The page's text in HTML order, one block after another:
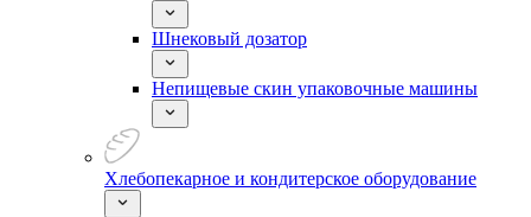
Шнековый дозатор
Непищевые скин упаковочные машины
Хлебопекарное и кондитерское оборудование